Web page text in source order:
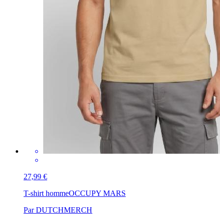
27,99 €
T-shirt hommeOCCUPY MARS
Par DUTCHMERCH